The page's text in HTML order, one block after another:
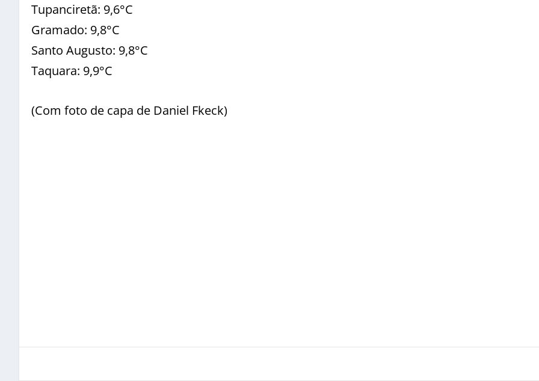
Tupanciretã: 9,6°C
Gramado: 9,8°C
Santo Augusto: 9,8°C
Taquara: 9,9°C
(Com foto de capa de Daniel Fkeck)